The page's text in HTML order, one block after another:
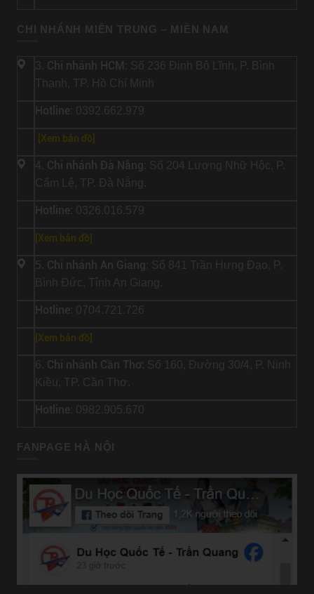
CHI NHÁNH MIỀN TRUNG – MIỀN NAM
3. Chi nhánh HCM : Số 236 Đinh Bộ Lĩnh, P. Bình
Thạnh, TP. Hồ Chí Minh
Hotline: 0392.662.979
[Xem bản đồ]
4. Chi nhánh Đà Nẵng: Số 204 Lương Nhữ Hộc, P.
Cẩm Lệ, TP. Đà Nẵng.
Hotline: 0326.016.579
Xem bản đồ
5. Chi nhánh An Giang: Số 841 Trần Hưng Đạo, P.
Bình Đức, Tỉnh An Giang.
Hotline: 0704.721.726
Xem bản đồ
6. Chi nhánh Cần Thơ: Số 160, Đường 30/4, P. Ninh
Kiều, TP. Cần Thơ.
Hotline: 0982.905.670
FANPAGE HÀ NỘI